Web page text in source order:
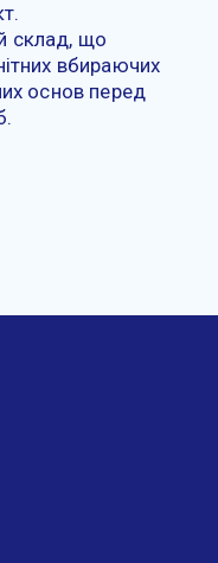
склад, що
вбираючих
основ перед